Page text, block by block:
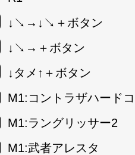
↓↘→↓↘＋ボタン
↓↘→＋ボタン
↓タメ↑＋ボタン
M1:コントラザハード
M1:ラングリッサー2
M1:武者アレスタ